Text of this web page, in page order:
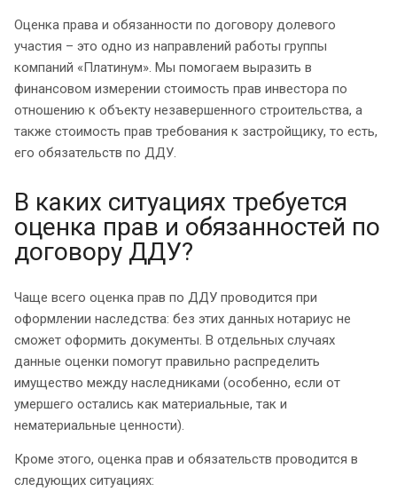
Оценка права и обязанности по договору долевого
участия – это одно из направлений работы группы
компаний «Платинум». Мы помогаем выразить в
финансовом измерении стоимость прав инвестора по
отношению к объекту незавершенного строительства, а
также стоимость прав требования к застройщику, то есть,
его обязательств по ДДУ.
В каких ситуациях требуется
оценка прав и обязанностей по
договору ДДУ?
Чаще всего оценка прав по ДДУ проводится при
оформлении наследства: без этих данных нотариус не
сможет оформить документы. В отдельных случаях
данные оценки помогут правильно распределить
имущество между наследниками (особенно, если от
умершего остались как материальные, так и
нематериальные ценности).
Кроме этого, оценка прав и обязательств проводится в
следующих ситуациях: